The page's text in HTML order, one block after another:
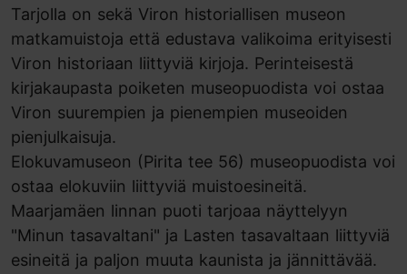
Tarjolla on sekä Viron historiallisen museon
matkamuistoja että edustava valikoima erityisesti
Viron historiaan liittyviä kirjoja. Perinteisestä
kirjakaupasta poiketen museopuodista voi ostaa
Viron suurempien ja pienempien museoiden
pienjulkaisuja.
Elokuvamuseon (Pirita tee 56) museopuodista voi
ostaa elokuviin liittyviä muistoesineitä.
Maarjamäen linnan puoti tarjoaa näyttelyyn
"Minun tasavaltani" ja Lasten tasavaltaan liittyviä
esineitä ja paljon muuta kaunista ja jännittävää.